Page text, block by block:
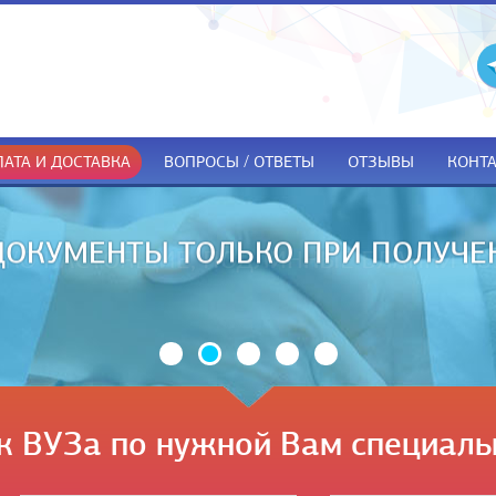
И ДОСТАВКА ВОПРОСЫ / ОТВЕТЫ ОТЗЫВЫ
ТОЛЬКО ПРИ
ВУЗа по нужной Вам